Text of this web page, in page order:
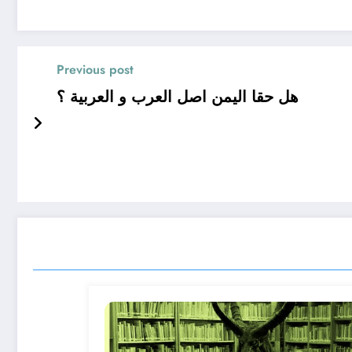
Previous post
هل حقا اليمن اصل العرب و العربية ؟